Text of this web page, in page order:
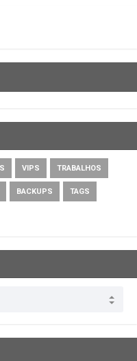
VIPS TRABALHOS
BACKUPS TAGS